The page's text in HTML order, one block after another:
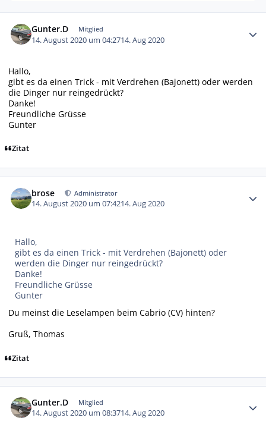
Gunter.D Mitglied
14. August 2020 um 04:2714. Aug 2020
Hallo,
gibt es da einen Trick - mit Verdrehen (Bajonett) oder werden
die Dinger nur reingedrückt?
Danke!
Freundliche Grüsse
Gunter
Zitat
brose Administrator
14. August 2020 um 07:4214. Aug 2020
Hallo,
gibt es da einen Trick - mit Verdrehen (Bajonett) oder
werden die Dinger nur reingedrückt?
Danke!
Freundliche Grüsse
Gunter
Du meinst die Leselampen beim Cabrio (CV) hinten?
Gruß, Thomas
Zitat
Gunter.D Mitglied
14. August 2020 um 08:3714. Aug 2020